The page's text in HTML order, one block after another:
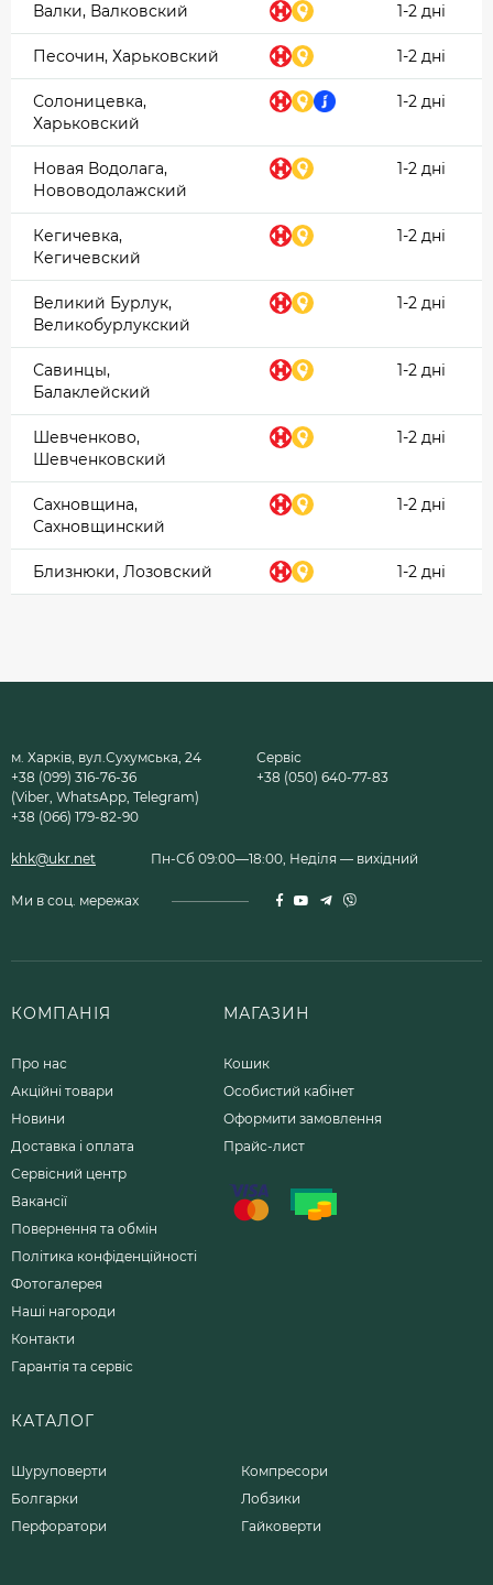
Валки, Валковский 1-2 дні
Песочин, Харьковский 1-2 дні
Солоницевка,
Харьковский
1-2 дні
Новая Водолага,
Нововодолажский
1-2 дні
Кегичевка,
Кегичевский
1-2 дні
Великий Бурлук,
Великобурлукский
1-2 дні
Савинцы,
Балаклейский
1-2 дні
Шевченково,
Шевченковский
1-2 дні
Сахновщина,
Сахновщинский
1-2 дні
Близнюки, Лозовский 1-2 дні
м. Харків, вул.Сухумська, 24
+38 (099) 316-76-36
(Viber, WhatsApp, Telegram)
+38 (066) 179-82-90
Сервіс
+38 (050) 640-77-83
khk@ukr.net Пн-Сб 09:00—18:00, Неділя — вихідний
Ми в соц. мережах
КОМПАНІЯ
Про нас
Акційні товари
Новини
Доставка і оплата
Сервісний центр
Вакансії
Повернення та обмін
Політика конфіденційності
Фотогалерея
Наші нагороди
Контакти
Гарантія та сервіс
МАГАЗИН
Кошик
Особистий кабінет
Оформити замовлення
Прайс-лист
КАТАЛОГ
Шуруповерти
Болгарки
Перфоратори
Компресори
Лобзики
Гайковерти